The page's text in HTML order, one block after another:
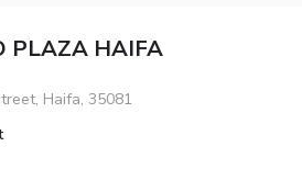
PLAZA HAIFA
Haifa, 35081